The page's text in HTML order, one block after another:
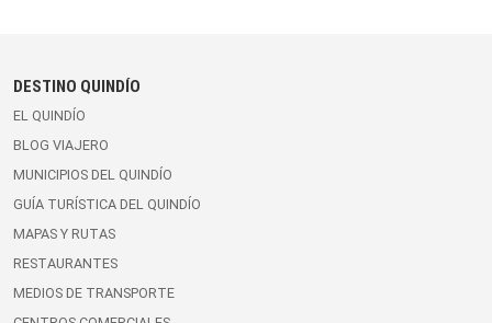
DESTINO QUINDÍO
EL QUINDÍO
BLOG VIAJERO
MUNICIPIOS DEL QUINDÍO
GUÍA TURÍSTICA DEL QUINDÍO
MAPAS Y RUTAS
RESTAURANTES
MEDIOS DE TRANSPORTE